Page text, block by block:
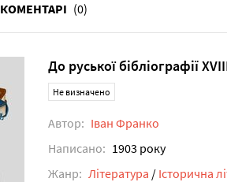
КОМЕНТАРІ (0)
До руської бібліографії
Не визначено
Автор: Іван Франко
Написано: 1903 року
Жанр: Література / Історична